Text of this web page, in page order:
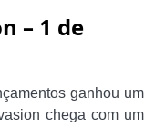
– 1 de
ganhou um
chega com um